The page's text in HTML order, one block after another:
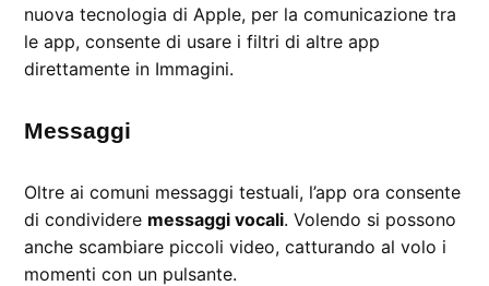
nuova tecnologia di Apple, per la comunicazione tra
le app, consente di usare i filtri di altre app
direttamente in Immagini.
Messaggi
Oltre ai comuni messaggi testuali, l’app ora consente
di condividere messaggi vocali. Volendo si possono
anche scambiare piccoli video, catturando al volo i
momenti con un pulsante.